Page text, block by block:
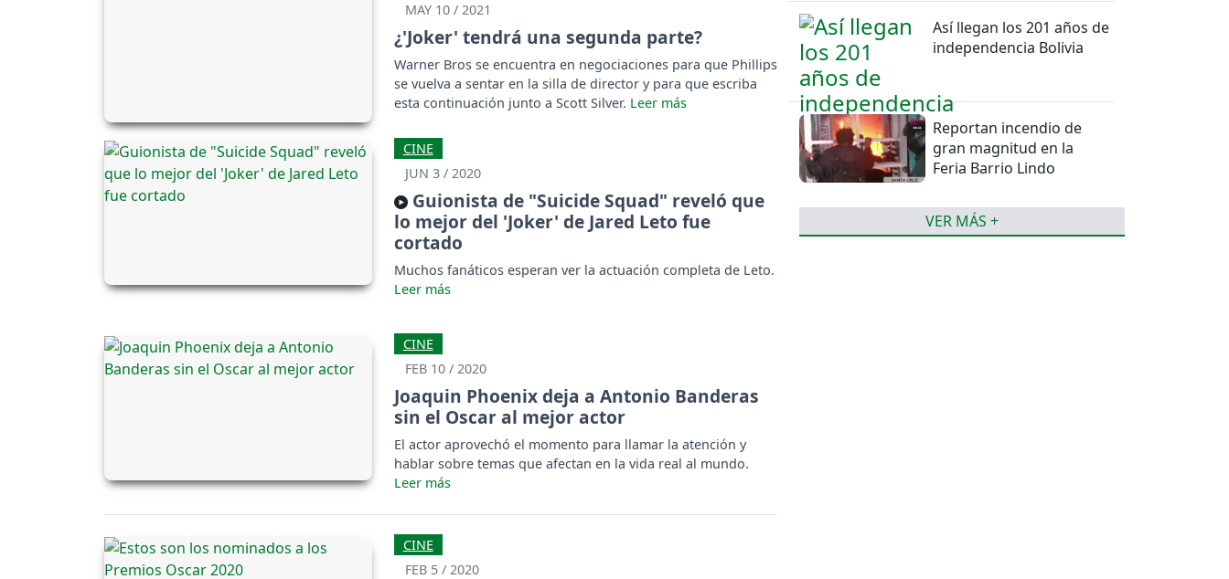
MAY 10 / 2021
¿'Joker' tendrá una segunda parte?
Warner Bros se encuentra en negociaciones para que Phillips
se vuelva a sentar en la silla de director y para que escriba
esta continuación junto a Scott Silver.
CINE
JUN 3 / 2020
Guionista de "Suicide Squad" reveló que
lo mejor del 'Joker' de Jared Leto fue
cortado
Muchos fanáticos esperan ver la actuación completa de Leto.
CINE
FEB 10 / 2020
Joaquin Phoenix deja a Antonio Banderas
sin el Oscar al mejor actor
El actor aprovechó el momento para llamar la atención y
hablar sobre temas que afectan en la vida real al mundo.
CINE
FEB 5 / 2020
Así llegan los 201 años de
independencia Bolivia
Reportan incendio de
gran magnitud en la
Feria Barrio Lindo
VER MÁS +